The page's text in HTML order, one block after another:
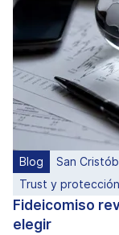
Blog
San
Trust y
Fideicomiso
elegir